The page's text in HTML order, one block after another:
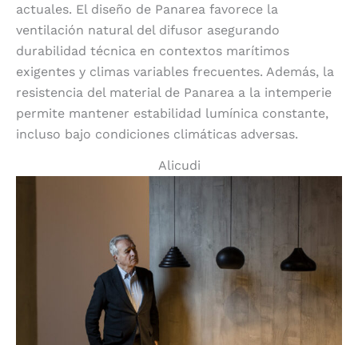
actuales. El diseño de Panarea favorece la
ventilación natural del difusor asegurando
durabilidad técnica en contextos marítimos
exigentes y climas variables frecuentes. Además, la
resistencia del material de Panarea a la intemperie
permite mantener estabilidad lumínica constante,
incluso bajo condiciones climáticas adversas.
Alicudi